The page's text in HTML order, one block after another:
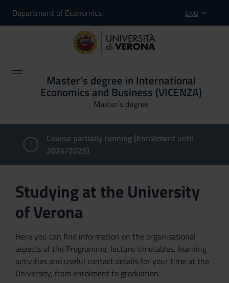
Department of Economics ENG
Master’s degree in International
Economics and Business (VICENZA)
Master’s degree
Course partially running (Enrollment until
2024/2025)
Studying at the University
of Verona
Here you can find information on the organisational
aspects of the Programme, lecture timetables, learning
activities and useful contact details for your time at the
University, from enrolment to graduation.